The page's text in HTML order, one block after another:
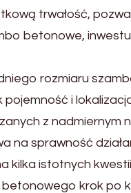
trwałość,
betonowe,
rozmiaru
pojemność i
z nadmiernym
na sprawność
kilka istotnych
krok po